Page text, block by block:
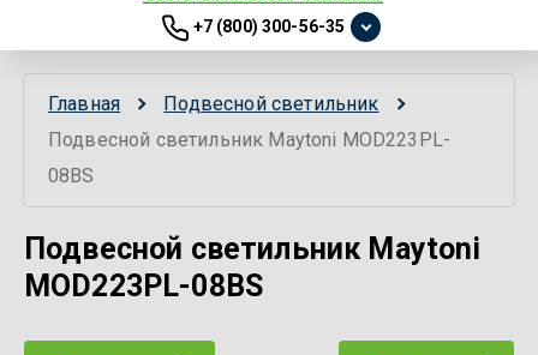
+7 (800) 300-56-35
Главная
Подвесной светильник
Подвесной светильник Maytoni MOD223PL-
08BS
Подвесной светильник Maytoni
MOD223PL-08BS